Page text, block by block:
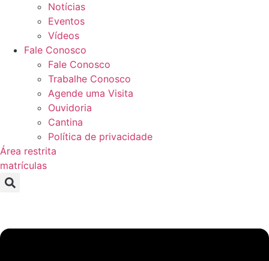
Notícias
Eventos
Vídeos
Fale Conosco
Fale Conosco
Trabalhe Conosco
Agende uma Visita
Ouvidoria
Cantina
Política de privacidade
Área restrita
matrículas